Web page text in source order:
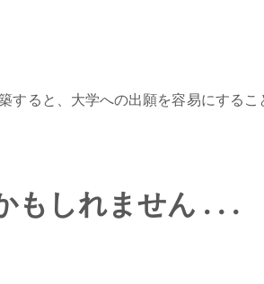
すると、大学への出願を容易にする
もしれません . . .